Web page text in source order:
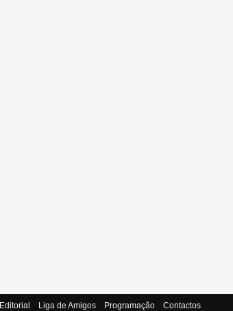
Editorial Liga de Amigos Programação Contactos